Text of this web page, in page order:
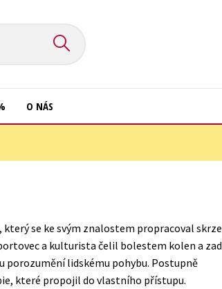
kultura
a pedagogika
O NÁS
se ke svým znalostem propracoval skrze
a kulturista čelil bolestem kolen a zad
porozumění lidskému pohybu. Postupně
které propojil do vlastního přístupu.